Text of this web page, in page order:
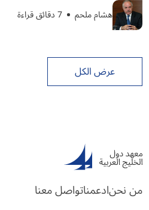
هشام ملحم 7 دقائق قراءة
عرض الكل
من نحنادعمناتواصل معنا